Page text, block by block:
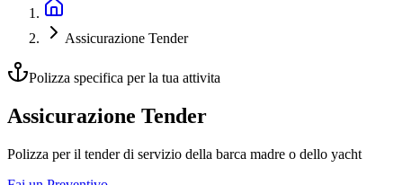
Assicurazione Tender
Polizza specifica per la tua attivita
Assicurazione Tender
Polizza per il tender di servizio della barca madre o dello yacht